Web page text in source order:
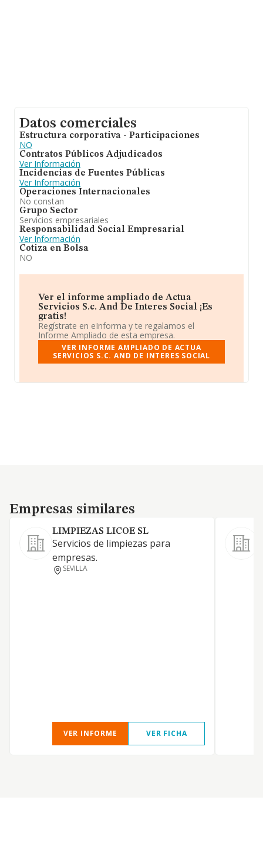
Datos comerciales
Estructura corporativa - Participaciones
NO
Contratos Públicos Adjudicados
Ver Información
Incidencias de Fuentes Públicas
Ver Información
Operaciones Internacionales
No constan
Grupo Sector
Servicios empresariales
Responsabilidad Social Empresarial
Ver Información
Cotiza en Bolsa
NO
Ver el informe ampliado de Actua
Servicios S.c. And De Interes Social ¡Es
gratis!
Regístrate en eInforma y te regalamos el
Informe Ampliado de esta empresa.
VER INFORME AMPLIADO DE ACTUA
SERVICIOS S.C. AND DE INTERES SOCIAL
Empresas similares
Empresas similares
LIMPIEZAS LICOE SL
Servicios de limpiezas para
empresas.
SEVILLA
VER INFORME VER FICHA